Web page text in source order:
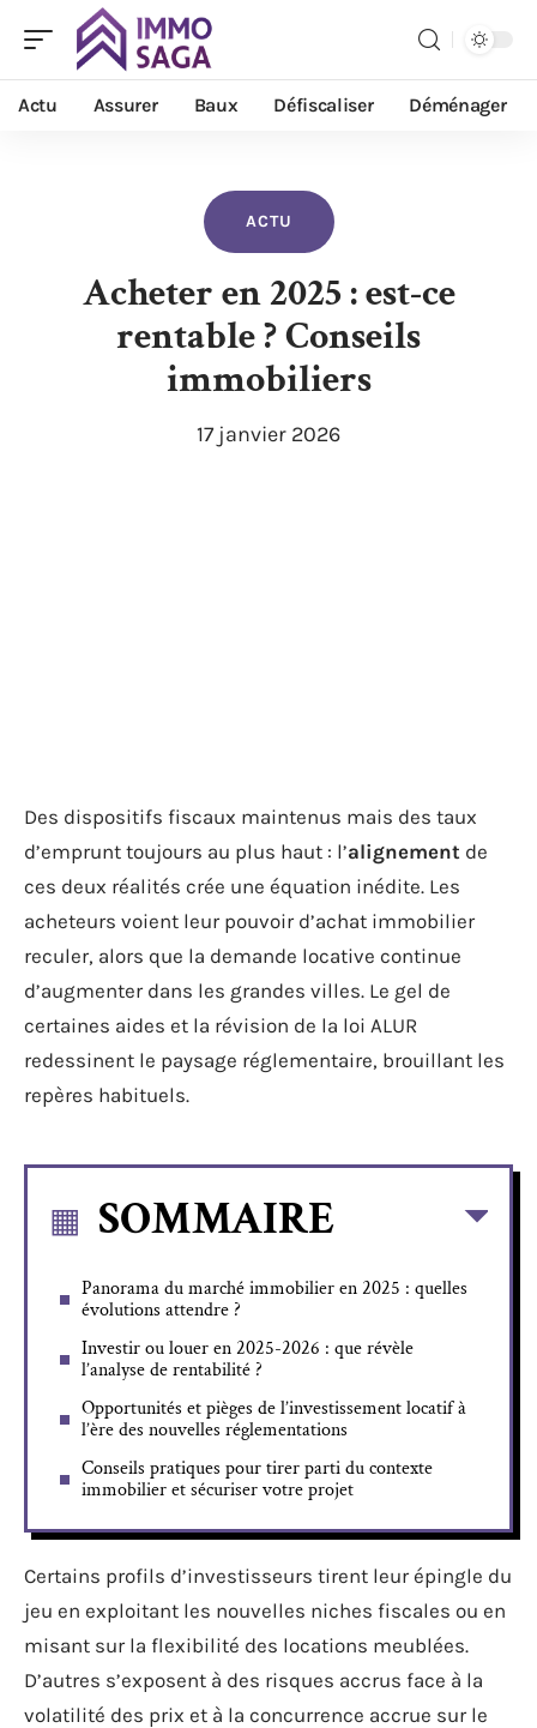
Actu Assurer Baux Défiscaliser Déménager
ACTU
Acheter en 2025 : est-ce
rentable ? Conseils
immobiliers
17 janvier 2026
Des dispositifs fiscaux maintenus mais des taux
d’emprunt toujours au plus haut : l’alignement de
ces deux réalités crée une équation inédite. Les
acheteurs voient leur pouvoir d’achat immobilier
reculer, alors que la demande locative continue
d’augmenter dans les grandes villes. Le gel de
certaines aides et la révision de la loi ALUR
redessinent le paysage réglementaire, brouillant les
repères habituels.
SOMMAIRE
Panorama du marché immobilier en 2025 : quelles
évolutions attendre ?
Investir ou louer en 2025-2026 : que révèle
l’analyse de rentabilité ?
Opportunités et pièges de l’investissement locatif à
l’ère des nouvelles réglementations
Conseils pratiques pour tirer parti du contexte
immobilier et sécuriser votre projet
Certains profils d’investisseurs tirent leur épingle du
jeu en exploitant les nouvelles niches fiscales ou en
misant sur la flexibilité des locations meublées.
D’autres s’exposent à des risques accrus face à la
volatilité des prix et à la concurrence accrue sur le